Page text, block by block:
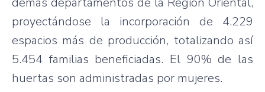
proyectándose la incorporación de 4.229
espacios más de producción, totalizando así
5.454 familias beneficiadas. El 90% de las
huertas son administradas por mujeres.